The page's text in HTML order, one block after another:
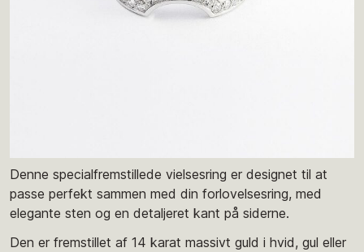
Denne specialfremstillede vielsesring er designet til at
passe perfekt sammen med din forlovelsesring, med
elegante sten og en detaljeret kant på siderne.
Den er fremstillet af 14 karat massivt guld i hvid, gul eller